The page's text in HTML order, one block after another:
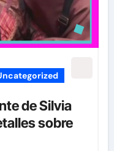
de Silvia
sobre